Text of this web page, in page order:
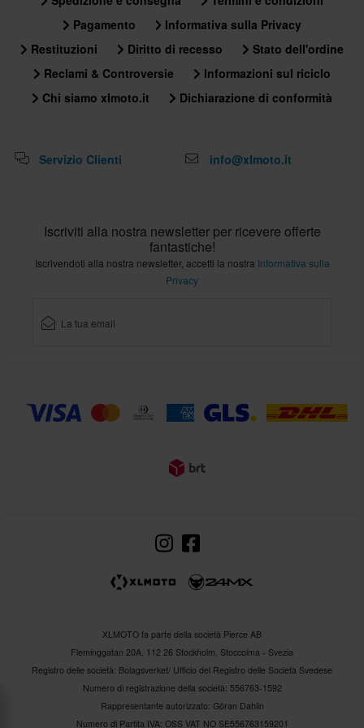
Pagamento
Informativa sulla Privacy
Restituzioni
Diritto di recesso
Stato dell'ordine
Reclami & Controversie
Informazioni sul riciclo
Chi siamo xlmoto.it
Dichiarazione di conformità
Servizio Clienti info@xlmoto.it
Iscriviti alla nostra newsletter per ricevere offerte
fantastiche!
Iscrivendoti alla nostra newsletter, accetti la nostra Informativa sulla
Privacy
XLMOTO fa parte della società Pierce AB
Fleminggatan 20A, 112 26 Stockholm, Stoccolma - Svezia
Registro delle società: Bolagsverket/ Ufficio del Registro delle Società Svedese
Numero di registrazione della società: 556763-1592
Rappresentante autorizzato: Göran Dahlin
Numero di Partita IVA: OSS VAT NO SE556763159201